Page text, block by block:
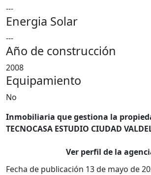
---
Energia Solar
---
Año de construcción
2008
Equipamiento
No
Inmobiliaria que gestiona la
TECNOCASA ESTUDIO CIUDAD
Ver perfil de la
Fecha de publicación 13 de mayo de